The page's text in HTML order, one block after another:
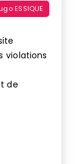
ESSIQUE
violations
de